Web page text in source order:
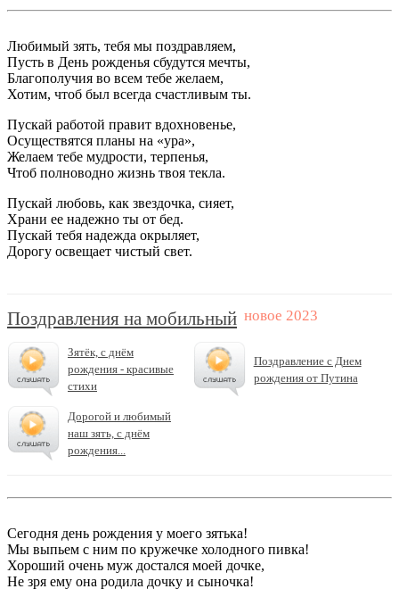
Любимый зять, тебя мы поздравляем,
Пусть в День рожденья сбудутся мечты,
Благополучия во всем тебе желаем,
Хотим, чтоб был всегда счастливым ты.
Пускай работой правит вдохновенье,
Осуществятся планы на «ура»,
Желаем тебе мудрости, терпенья,
Чтоб полноводно жизнь твоя текла.
Пускай любовь, как звездочка, сияет,
Храни ее надежно ты от бед.
Пускай тебя надежда окрыляет,
Дорогу освещает чистый свет.
Поздравления на мобильный
Зятёк, с днём
рождения - красивые
стихи
Поздравление с Днем
рождения от Путина
Дорогой и любимый
наш зять, с днём
рождения...
Сегодня день рождения у моего зятька!
Мы выпьем с ним по кружечке холодного пивка!
Хороший очень муж достался моей дочке,
Не зря ему она родила дочку и сыночка!